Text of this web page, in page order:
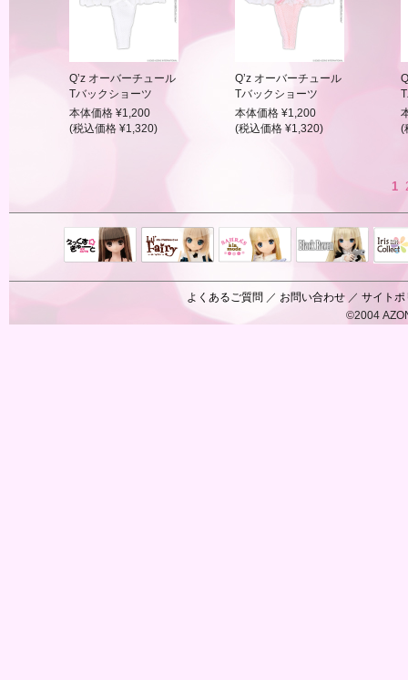
Q’z オーバーチュール
Tバックショーツ
本体価格 ¥1,200
(税込価格 ¥1,320)
Q’z オーバーチュール
Tバックショーツ
本体価格 ¥1,200
(税込価格 ¥1,320)
(
1
よくあるご質問 ／ お問い合わせ ／ サイトポ
©2004